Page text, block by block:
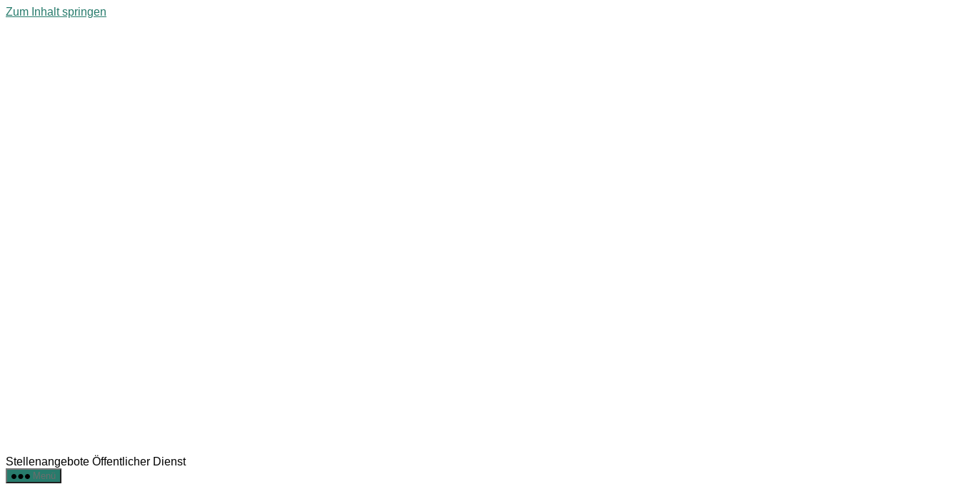
Zum Inhalt springen
Stellenangebote Öffentlicher Dienst
Menü